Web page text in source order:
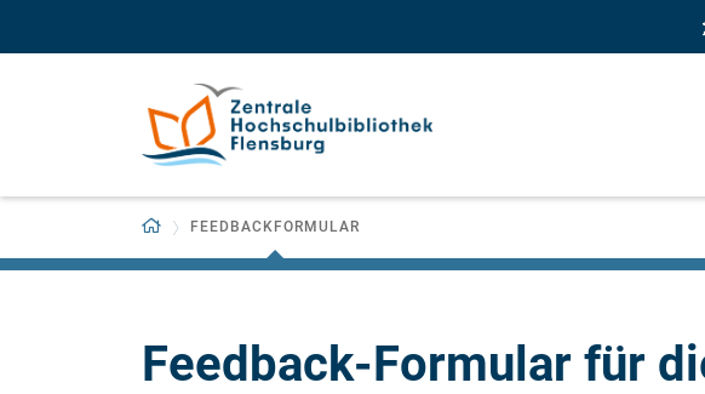
Zurück zur Startseite
FEEDBACKFORMULAR
Feedback-Formular für